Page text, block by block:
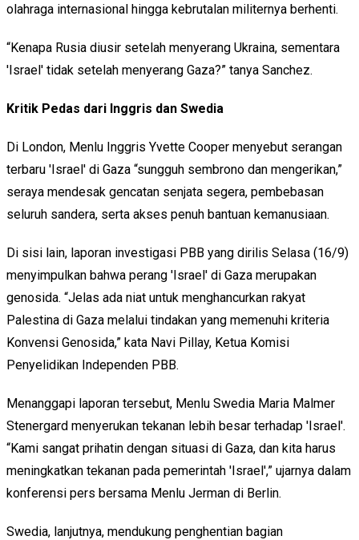
olahraga internasional hingga kebrutalan militernya berhenti.
“Kenapa Rusia diusir setelah menyerang Ukraina, sementara
'Israel' tidak setelah menyerang Gaza?” tanya Sanchez.
Kritik Pedas dari Inggris dan Swedia
Di London, Menlu Inggris Yvette Cooper menyebut serangan
terbaru 'Israel' di Gaza “sungguh sembrono dan mengerikan,”
seraya mendesak gencatan senjata segera, pembebasan
seluruh sandera, serta akses penuh bantuan kemanusiaan.
Di sisi lain, laporan investigasi PBB yang dirilis Selasa (16/9)
menyimpulkan bahwa perang 'Israel' di Gaza merupakan
genosida. “Jelas ada niat untuk menghancurkan rakyat
Palestina di Gaza melalui tindakan yang memenuhi kriteria
Konvensi Genosida,” kata Navi Pillay, Ketua Komisi
Penyelidikan Independen PBB.
Menanggapi laporan tersebut, Menlu Swedia Maria Malmer
Stenergard menyerukan tekanan lebih besar terhadap 'Israel'.
“Kami sangat prihatin dengan situasi di Gaza, dan kita harus
meningkatkan tekanan pada pemerintah 'Israel',” ujarnya dalam
konferensi pers bersama Menlu Jerman di Berlin.
Swedia, lanjutnya, mendukung penghentian bagian